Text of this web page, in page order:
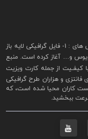
فايل گرافيکی لايه باز
و اديوس و… آغاز کرده است. منبع
کيفـيت از جملهکارت ويزيت
و هزاران طرح گرافیکی
کاران محيا شده است، که
ببخشيد.